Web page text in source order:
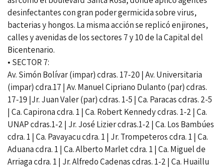
desinfectantes con gran poder germicida sobre virus,
bacterias y hongos. La misma acción se replicó en jirones,
calles y avenidas de los sectores 7 y 10 de la Capital del
Bicentenario.
• SECTOR 7:
Av. Simón Bolívar (impar) cdras. 17-20 | Av. Universitaria
(impar) cdra.17 | Av. Manuel Cipriano Dulanto (par) cdras.
17-19 |Jr. Juan Valer (par) cdras. 1-5 | Ca. Paracas cdras. 2-5
| Ca. Capirona cdra. 1 | Ca. Robert Kennedy cdras. 1-2 | Ca.
UNAP cdras.1-2 | Jr. José Lizier cdras.1-2 | Ca. Los Bambúes
cdra. 1 | Ca. Pavayacu cdra. 1 | Jr. Trompeteros cdra. 1 | Ca.
Aduana cdra. 1 | Ca. Alberto Marlet cdra. 1 | Ca. Miguel de
Arriaga cdra. 1 | Jr. Alfredo Cadenas cdras. 1-2 | Ca. Huaillu